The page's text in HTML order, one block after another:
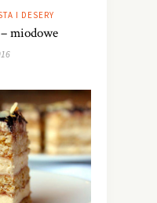
I DESERY
miodowe